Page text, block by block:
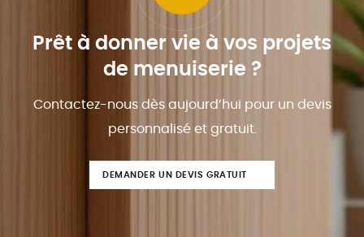
Prêt à donner vie à vos projets
de menuiserie ?
Contactez-nous dès aujourd’hui pour un devis
personnalisé et gratuit.
DEMANDER UN DEVIS GRATUIT